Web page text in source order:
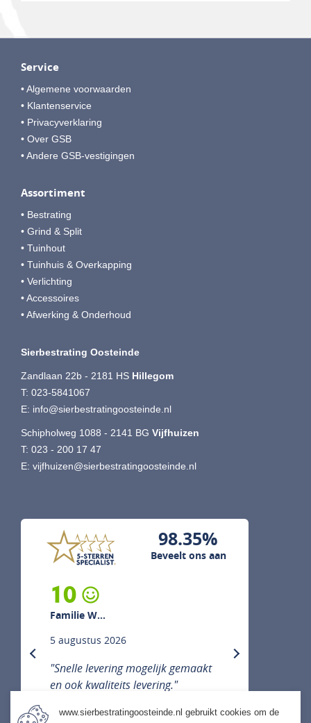
Service
• Algemene voorwaarden
• Klantenservice
• Privacyverklaring
• Over GSB
• Andere GSB-vestigingen
Assortiment
• Bestrating
• Grind & Split
• Tuinhout
• Tuinhuis & Overkapping
• Verlichting
• Accessoires
• Afwerking & Onderhoud
Sierbestrating Oosteinde
Zandlaan 22b - 2181 HS Hillegom
T: 023-5841067
E: info@sierbestratingoosteinde.nl
Schipholweg 1088 - 2141 BG Vijfhuizen
T: 023 - 200 17 47
E: vijfhuizen@sierbestratingoosteinde.nl
98.35%
Beveelt ons aan
Familie W...
5 augustus 2026
"Snelle levering mogelijk gemaakt
en ook kwaliteits levering."
previous next
www.sierbestratingoosteinde.nl gebruikt cookies om de